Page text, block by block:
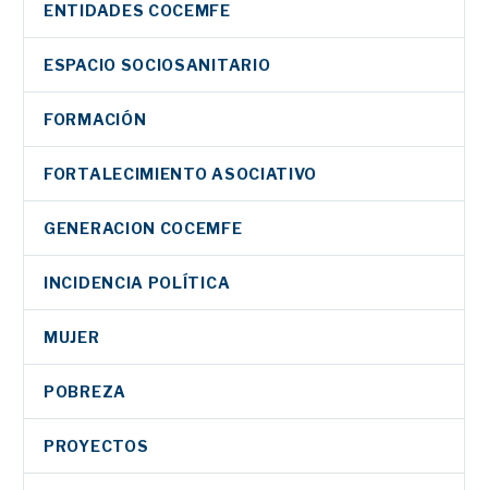
ENTIDADES COCEMFE
ESPACIO SOCIOSANITARIO
FORMACIÓN
FORTALECIMIENTO ASOCIATIVO
GENERACION COCEMFE
INCIDENCIA POLÍTICA
MUJER
POBREZA
PROYECTOS